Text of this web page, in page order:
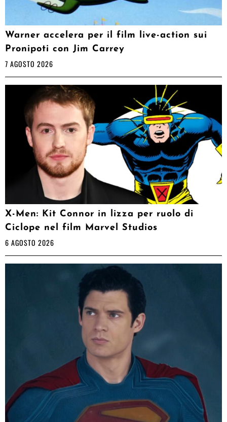
Warner accelera per il film live-action sui
Pronipoti con Jim Carrey
7 AGOSTO 2026
X-Men: Kit Connor in lizza per ruolo di
Ciclope nel film Marvel Studios
6 AGOSTO 2026